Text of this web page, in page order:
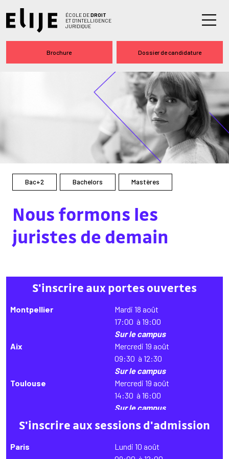
Nous formons les
juristes de demain
Bac+2 Bachelors Mastères
S'inscrire aux portes ouvertes
Montpellier
Mardi 18 août
17:00 à 19:00
Sur le campus
Aix
Mercredi 19 août
09:30 à 12:30
Sur le campus
Toulouse
Mercredi 19 août
14:30 à 16:00
Sur le campus
Rennes
Mercredi 19 août
17:00 à 19:00
Sur le campus
Mercredi 26 août
S'inscrire aux sessions d'admission
Paris
Lundi 10 août
ÉCOLE DEDROIT
ET D'INTELLIGENCE
JURIDIQUE
Brochure Dossier de candidature